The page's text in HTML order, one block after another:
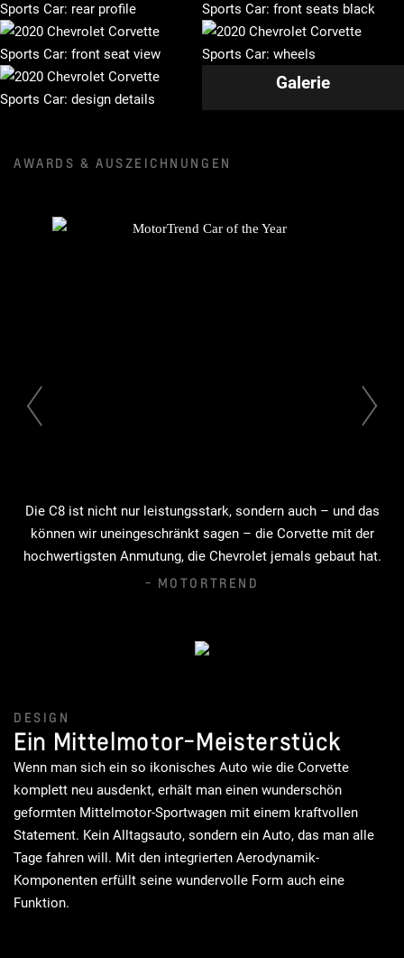
Galerie
AWARDS & AUSZEICHNUNGEN
Die C8 ist nicht nur leistungsstark, sondern auch – und das
können wir uneingeschränkt sagen – die Corvette mit der
hochwertigsten Anmutung, die Chevrolet jemals gebaut hat.
- MOTORTREND
DESIGN
Ein Mittelmotor-Meisterstück
Wenn man sich ein so ikonisches Auto wie die Corvette
komplett neu ausdenkt, erhält man einen wunderschön
geformten Mittelmotor-Sportwagen mit einem kraftvollen
Statement. Kein Alltagsauto, sondern ein Auto, das man alle
Tage fahren will. Mit den integrierten Aerodynamik-
Komponenten erfüllt seine wundervolle Form auch eine
Funktion.